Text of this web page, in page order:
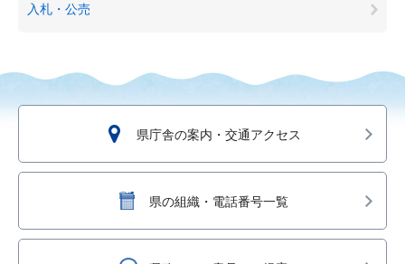
入札・公売
県庁舎の案内・交通アクセス
県の組織・電話番号一覧